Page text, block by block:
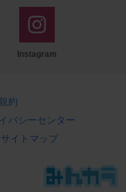
Instagram
約
バシーセンター
サイトマップ